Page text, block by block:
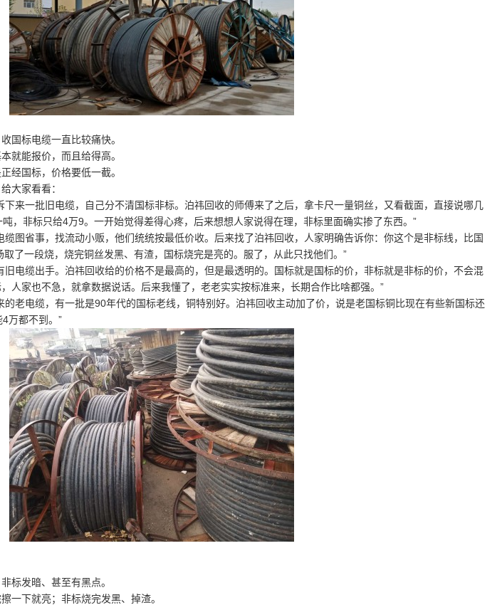
国标电缆一直比较痛快。
就能报价，而且给得高。
经国标，价格要低一截。
大家看看：
下来一批旧电缆，自己分不清国标非标。泊祎回收的师傅来了之后，拿卡尺一量铜丝，又看截面，直接说哪几
，非标只给4万9。一开始觉得差得心疼，后来想想人家说得在理，非标里面确实掺了东西。”
缆图省事，找流动小贩，他们统统按最低价收。后来找了泊祎回收，人家明确告诉你：你这个是非标线，比国
了一段烧，烧完铜丝发黑、有渣，国标烧完是亮的。服了，从此只找他们。”
旧电缆出手。泊祎回收给的价格不是最高的，但是最透明的。国标就是国标的价，非标就是非标的价，不会混
人家也不急，就拿数据说话。后来我懂了，老老实实按标准来，长期合作比啥都强。”
的老电缆，有一批是90年代的国标老线，铜特别好。泊祎回收主动加了价，说是老国标铜比现在有些新国标还
万都不到。”
标发暗、甚至有黑点。
一下就亮；非标烧完发黑、掉渣。